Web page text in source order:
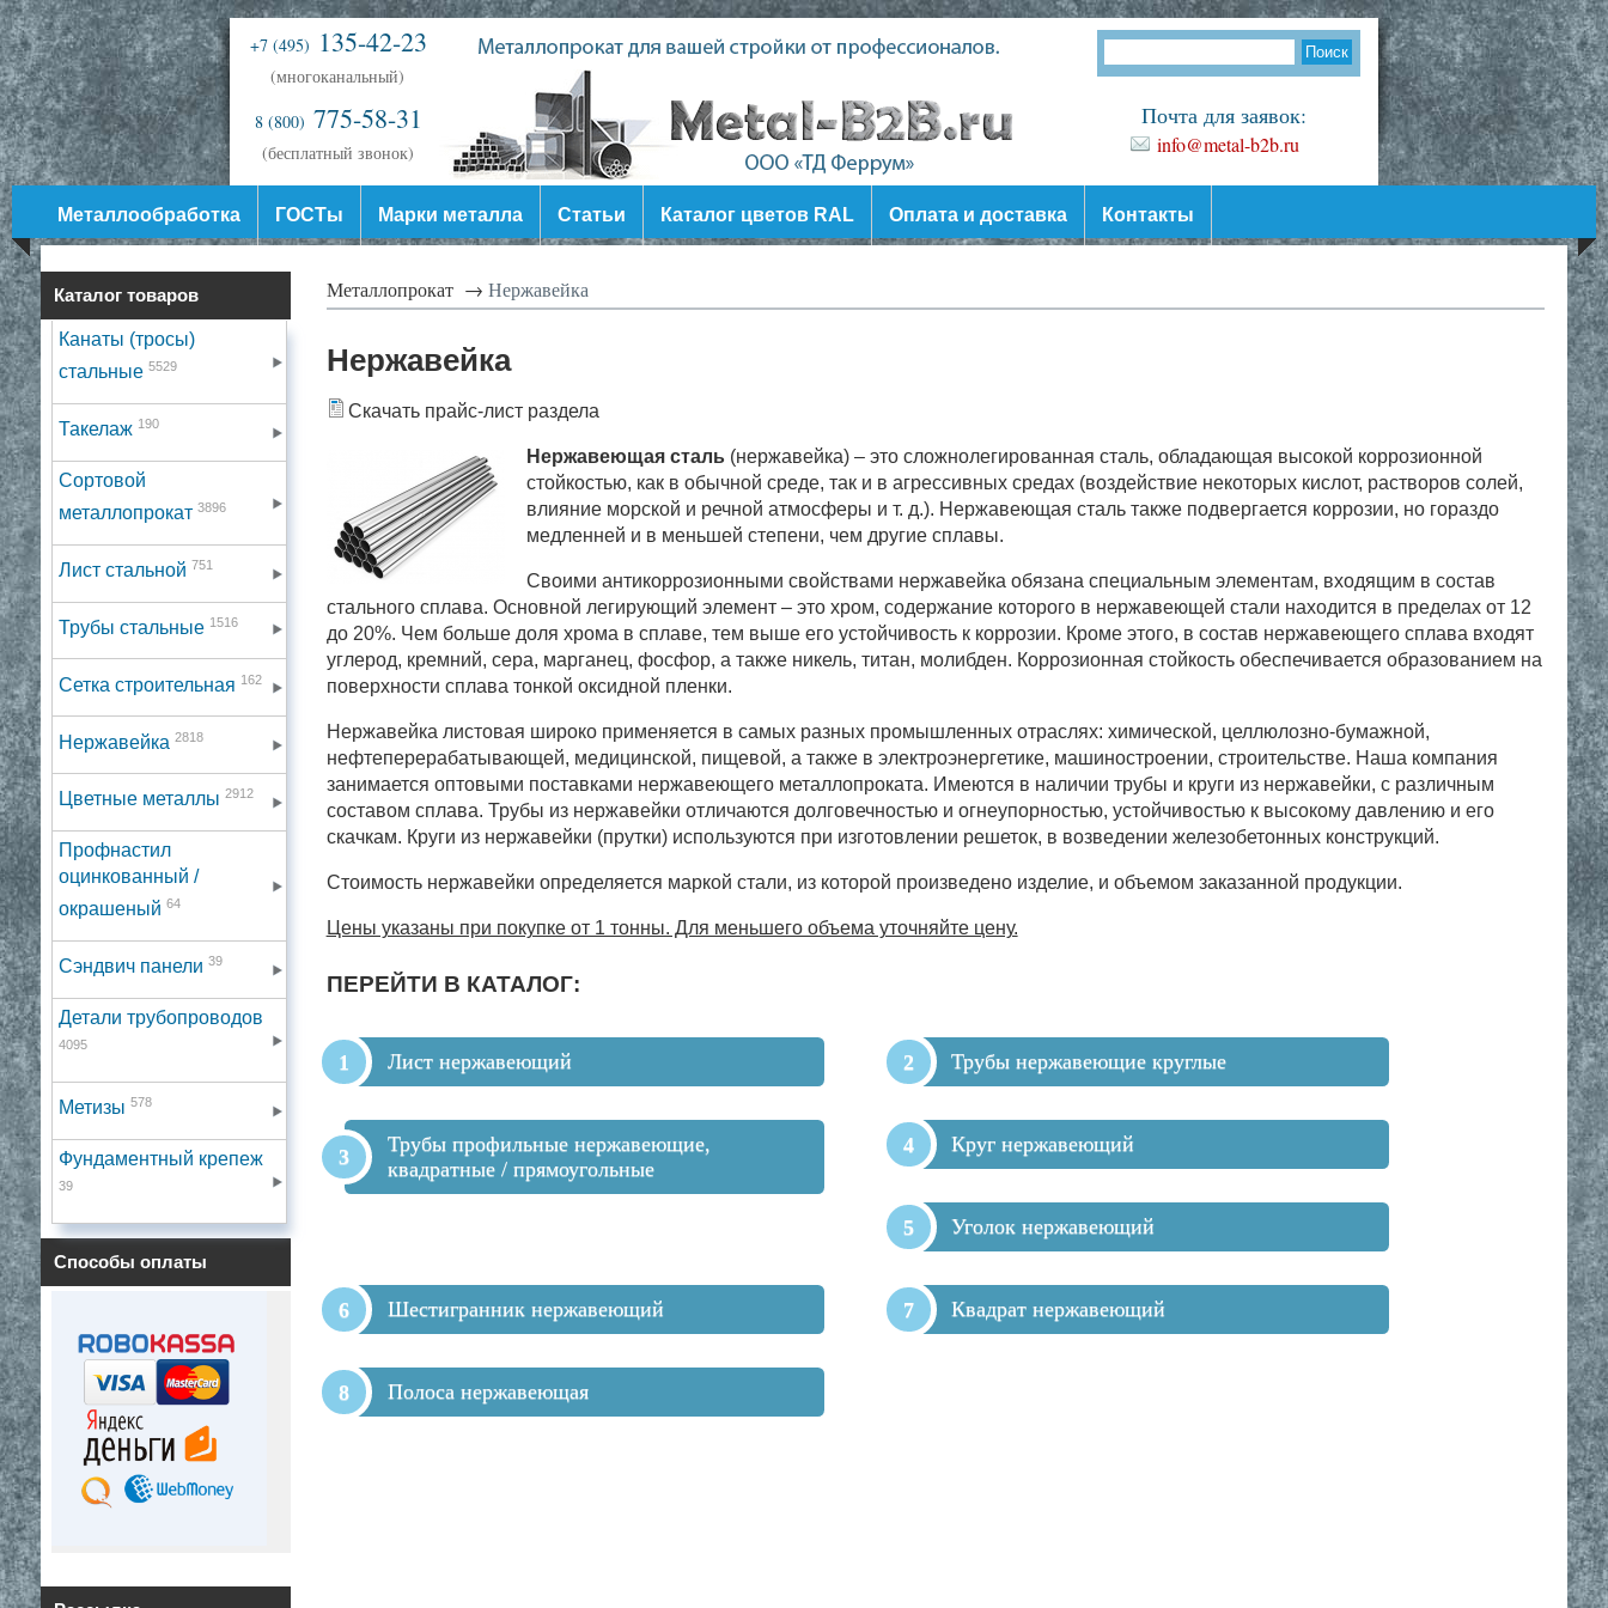
Почта для заявок:
info@metal-b2b.ru
+7 (495) 135-42-23
(многоканальный)
8 (800) 775-58-31
(бесплатный звонок)
Металлообработка ГОСТы Марки металла Статьи Каталог цветов RAL Оплата и доставка Контакты
Каталог товаров
Канаты (тросы)
стальные 5529
Такелаж 190
Сортовой
металлопрокат 3896
Лист стальной 751
Трубы стальные 1516
Сетка строительная 162
Нержавейка 2818
Цветные металлы 2912
Профнастил
оцинкованный /
окрашеный 64
Сэндвич панели 39
Детали трубопроводов
4095
Метизы 578
Фундаментный крепеж
39
Способы оплаты
Металлопрокат → Нержавейка
Нержавейка
Скачать прайс-лист раздела
Нержавеющая сталь(нержавейка) – это сложнолегированная сталь, обладающая высокой коррозионной
стойкостью, как в обычной среде, так и в агрессивных средах (воздействие некоторых кислот, растворов солей,
влияние морской и речной атмосферы и т. д.). Нержавеющая сталь также подвергается коррозии, но гораздо
медленней и в меньшей степени, чем другие сплавы.
Своими антикоррозионными свойствами нержавейка обязана специальным элементам, входящим в состав
стального сплава. Основной легирующий элемент – это хром, содержание которого в нержавеющей стали находится в пределах от 12
до 20%. Чем больше доля хрома в сплаве, тем выше его устойчивость к коррозии. Кроме этого, в состав нержавеющего сплава входят
углерод, кремний, сера, марганец, фосфор, а также никель, титан, молибден. Коррозионная стойкость обеспечивается образованием на
поверхности сплава тонкой оксидной пленки.
Нержавейка листовая широко применяется в самых разных промышленных отраслях: химической, целлюлозно-бумажной,
нефтеперерабатывающей, медицинской, пищевой, а также в электроэнергетике, машиностроении, строительстве. Наша компания
занимается оптовыми поставками нержавеющего металлопроката. Имеются в наличии трубы и круги из нержавейки, с различным
составом сплава. Трубы из нержавейки отличаются долговечностью и огнеупорностью, устойчивостью к высокому давлению и его
скачкам. Круги из нержавейки (прутки) используются при изготовлении решеток, в возведении железобетонных конструкций.
Стоимость нержавейки определяется маркой стали, из которой произведено изделие, и объемом заказанной продукции.
Цены указаны при покупке от 1 тонны. Для меньшего объема уточняйте цену.
ПЕРЕЙТИ В КАТАЛОГ:
Лист нержавеющий Трубы нержавеющие круглые
Трубы профильные нержавеющие,
квадратные / прямоугольные
Круг нержавеющий
Уголок нержавеющий
Шестигранник нержавеющий Квадрат нержавеющий
Полоса нержавеющая